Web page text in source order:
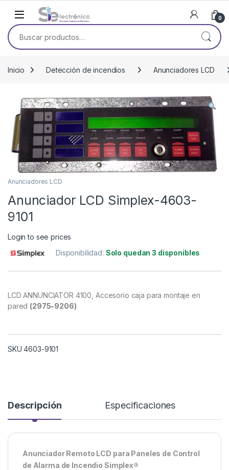
Skip to navigation
Skip to content
0
Buscar por:
Inicio Detección de incendios Anunciadores LCD
Anunciadores LCD
Anunciador LCD Simplex-4603-
9101
Login to see prices
Disponibilidad: Solo quedan 3 disponibles
LCD ANNUNCIATOR 4100, Accesorio caja para montaje en
pared (2975-9206)
SKU 4603-9101
Descripción Especificaciones
Anunciador Remoto LCD para Paneles de Control
de Alarma de Incendio Simplex®